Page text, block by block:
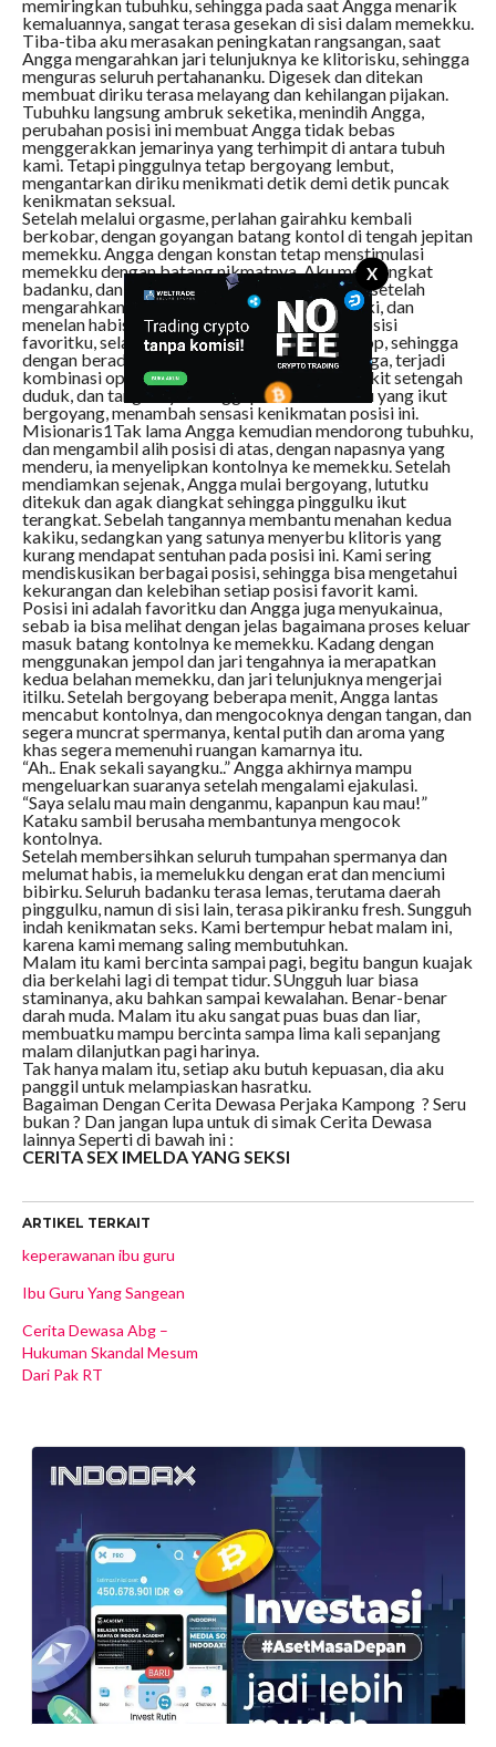
X
memiringkan tubuhku, sehingga pada saat Angga menarik
kemaluannya, sangat terasa gesekan di sisi dalam memekku.
Tiba-tiba aku merasakan peningkatan rangsangan, saat
Angga mengarahkan jari telunjuknya ke klitorisku, sehingga
menguras seluruh pertahananku. Digesek dan ditekan
membuat diriku terasa melayang dan kehilangan pijakan.
Tubuhku langsung ambruk seketika, menindih Angga,
perubahan posisi ini membuat Angga tidak bebas
menggerakkan jemarinya yang terhimpit di antara tubuh
kami. Tetapi pinggulnya tetap bergoyang lembut,
mengantarkan diriku menikmati detik demi detik puncak
kenikmatan seksual.
Setelah melalui orgasme, perlahan gairahku kembali
berkobar, dengan goyangan batang kontol di tengah jepitan
memekku. Angga dengan konstan tetap menstimulasi
memekku dengan batang nikmatnya. Aku mengangkat
badanku, dan memutar membelakangi Angga, setelah
mengarahkan, kontol Angga langsung kududuki, dan
menelan habis semua batang kontol Angga. Posisi
favoritku, selain doggy style, juga woman on top, sehingga
dengan berada di atas dan membelakangi Angga, terjadi
kombinasi optimum. Apalagi saat Angga bangkit setengah
duduk, dan tangannya menggapai buah dadaku yang ikut
bergoyang, menambah sensasi kenikmatan posisi ini.
Misionaris1Tak lama Angga kemudian mendorong tubuhku,
dan mengambil alih posisi di atas, dengan napasnya yang
menderu, ia menyelipkan kontolnya ke memekku. Setelah
mendiamkan sejenak, Angga mulai bergoyang, lututku
ditekuk dan agak diangkat sehingga pinggulku ikut
terangkat. Sebelah tangannya membantu menahan kedua
kakiku, sedangkan yang satunya menyerbu klitoris yang
kurang mendapat sentuhan pada posisi ini. Kami sering
mendiskusikan berbagai posisi, sehingga bisa mengetahui
kekurangan dan kelebihan setiap posisi favorit kami.
Posisi ini adalah favoritku dan Angga juga menyukainua,
sebab ia bisa melihat dengan jelas bagaimana proses keluar
masuk batang kontolnya ke memekku. Kadang dengan
menggunakan jempol dan jari tengahnya ia merapatkan
kedua belahan memekku, dan jari telunjuknya mengerjai
itilku. Setelah bergoyang beberapa menit, Angga lantas
mencabut kontolnya, dan mengocoknya dengan tangan, dan
segera muncrat spermanya, kental putih dan aroma yang
khas segera memenuhi ruangan kamarnya itu.
“Ah.. Enak sekali sayangku..” Angga akhirnya mampu
mengeluarkan suaranya setelah mengalami ejakulasi.
“Saya selalu mau main denganmu, kapanpun kau mau!”
Kataku sambil berusaha membantunya mengocok
kontolnya.
Setelah membersihkan seluruh tumpahan spermanya dan
melumat habis, ia memelukku dengan erat dan menciumi
bibirku. Seluruh badanku terasa lemas, terutama daerah
pinggulku, namun di sisi lain, terasa pikiranku fresh. Sungguh
indah kenikmatan seks. Kami bertempur hebat malam ini,
karena kami memang saling membutuhkan.
Malam itu kami bercinta sampai pagi, begitu bangun kuajak
dia berkelahi lagi di tempat tidur. SUngguh luar biasa
staminanya, aku bahkan sampai kewalahan. Benar-benar
darah muda. Malam itu aku sangat puas buas dan liar,
membuatku mampu bercinta sampa lima kali sepanjang
malam dilanjutkan pagi harinya.
Tak hanya malam itu, setiap aku butuh kepuasan, dia aku
panggil untuk melampiaskan hasratku.
Bagaiman Dengan Cerita Dewasa Perjaka Kampong ? Seru
bukan ? Dan jangan lupa untuk di simak Cerita Dewasa
lainnya Seperti di bawah ini :
CERITA SEX IMELDA YANG SEKSI
ARTIKEL TERKAIT
keperawanan ibu guru
Ibu Guru Yang Sangean
Cerita Dewasa Abg –
Hukuman Skandal Mesum
Dari Pak RT